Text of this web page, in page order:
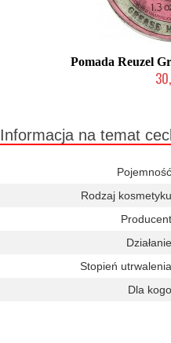
Pomada Reuzel
Informacja na temat
Rodzaj
Stopień
Dla